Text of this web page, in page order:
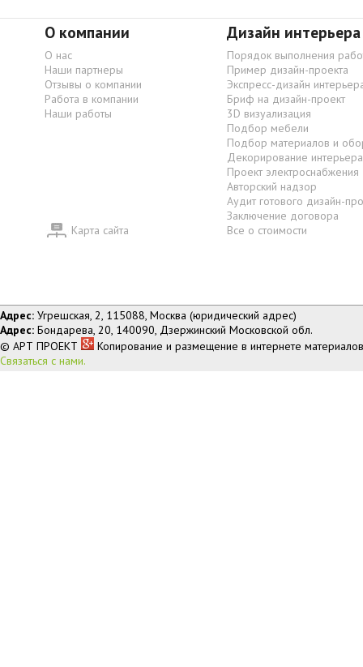
О компании
О нас
Наши партнеры
Отзывы о компании
Работа в компании
Наши работы
Карта сайта
Дизайн интерьера
Порядок выполнения
Пример дизайн-проекта
Экспресс-дизайн
Бриф на дизайн-проект
3D визуализация
Подбор мебели
Подбор материалов и
Декорирование интерьера
Проект электроснабжения
Авторский надзор
Аудит готового дизайн-
Заключение договора
Все о стоимости
Адрес: Угрешская, 2, 115088, Москва (юридический адрес)
Адрес: Бондарева, 20, 140090, Дзержинский Московской обл.
© АРТ ПРОЕКТ
Копирование и размещение в интернете
Связаться с нами.